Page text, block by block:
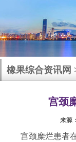
橡果综合资讯网
宫颈
来源：
宫颈糜烂患者